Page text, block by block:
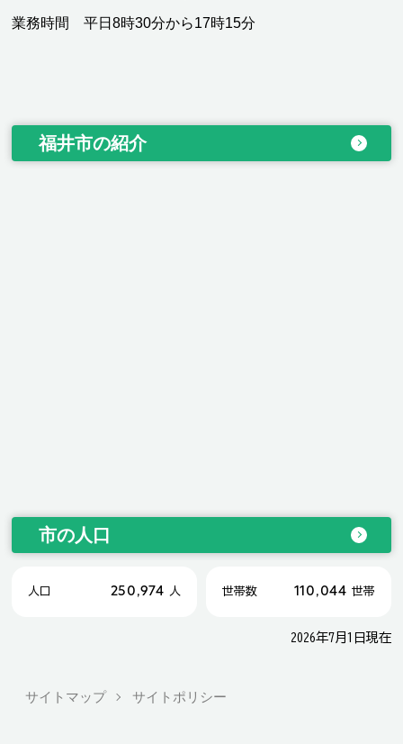
業務時間 平日8時30分から17時15分
福井市の紹介
市の人口
人口 250,974 人 世帯数 110,044 世帯
2026年7月1日現在
サイトマップ サイトポリシー